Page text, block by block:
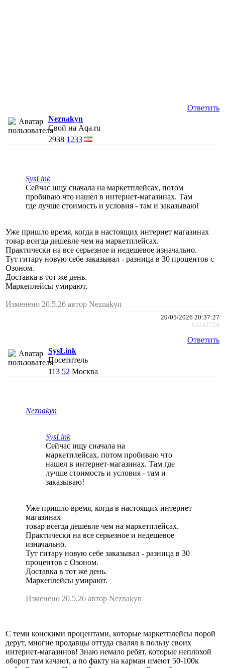
Ответить
Neznakyn
Свой на Aqa.ru
2938 1233
SysLink
Сейчас ищу сначала на маркетплейсах, потом
пробиваю что нашел в интернет-магазинах. Там
где лучше стоимость и условия - там и заказываю!
Уже пришло время, когда в настоящих интернет магазинах
товар всегда дешевле чем на маркетплейсах.
Практически на все серьезное и недешевое изначально.
Тут гитару новую себе заказывал - разница в 30 процентов с
Озоном.
Доставка в тот же день.
Маркеплейсы умирают.
Изменено 20.5.26 автор Neznakyn
20/05/2026 20:37:27
#3242724
Ответить
SysLink
Посетитель
113 52 Москва
Neznakyn
SysLink
Сейчас ищу сначала на
маркетплейсах, потом пробиваю что
нашел в интернет-магазинах. Там где
лучше стоимость и условия - там и
заказываю!
Уже пришло время, когда в настоящих интернет
магазинах
товар всегда дешевле чем на маркетплейсах.
Практически на все серьезное и недешевое
изначально.
Тут гитару новую себе заказывал - разница в 30
процентов с Озоном.
Доставка в тот же день.
Маркеплейсы умирают.
Изменено 20.5.26 автор Neznakyn
С теми конскими процентами, которые маркетплейсы порой
дерут, многие продавцы оттуда свалял в пользу своих
интернет-магазинов! Знаю немало ребят, которые неплохой
оборот там качают, а по факту на карман имеют 50-100к